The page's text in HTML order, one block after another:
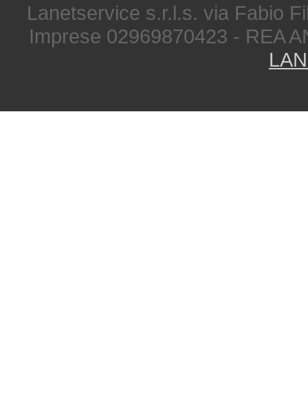
Lanetservice s.r.l.s. via Fabio
Imprese 02969870423 - REA